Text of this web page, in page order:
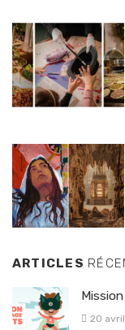
ARTICLES
20